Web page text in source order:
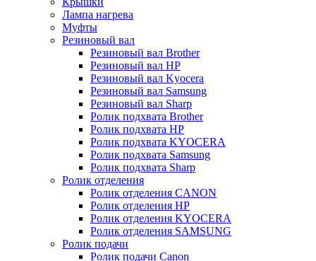
Лампа нагрева
Муфты
Резиновый вал
Резиновый вал Brother
Резиновый вал HP
Резиновый вал Kyocera
Резиновый вал Samsung
Резиновый вал Sharp
Ролик подхвата Brother
Ролик подхвата HP
Ролик подхвата KYOCERA
Ролик подхвата Samsung
Ролик подхвата Sharp
Ролик отделения
Ролик отделения CANON
Ролик отделения HP
Ролик отделения KYOCERA
Ролик отделения SAMSUNG
Ролик подачи
Ролик подачи Canon